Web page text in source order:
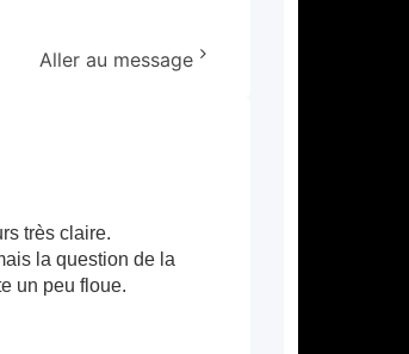
Aller au message
très claire.
la question de la
un peu floue.